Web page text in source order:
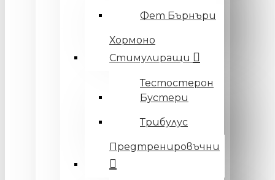
Фет Бърнъри
Хормоно
Стимулиращи
Тестостерон
Бустери
Трибулус
Предтренировъчни